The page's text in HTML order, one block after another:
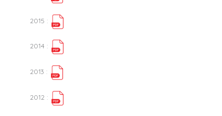
2015 :
2014 :
2013 :
2012 :